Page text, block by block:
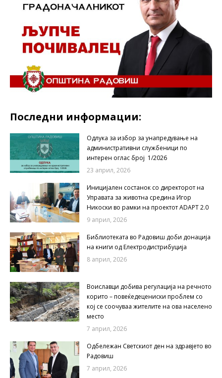
Последни информации:
Одлука за избор за унапредување на
административни службеници по
интерен оглас број 1/2026
23 април, 2026
Иницијален состанок со директорот на
Управата за животна средина Игор
Никоски во рамки на проектот ADAPT 2.0
9 април, 2026
Библиотеката во Радовиш доби донација
на книги од Електродистрибуција
8 април, 2026
Воиславци добива регулација на речното
корито – повеќедецениски проблем со
кој се соочуваа жителите на ова населено
место
7 април, 2026
Одбележан Светскиот ден на здравјето во
Радовиш
7 април, 2026